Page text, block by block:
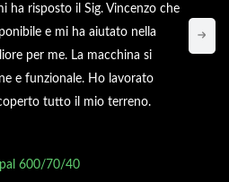
ha risposto il Sig. Vincenzo che
e mi ha aiutato nella
per me. La macchina si
e funzionale. Ho lavorato
tutto il mio terreno.
600/70/40